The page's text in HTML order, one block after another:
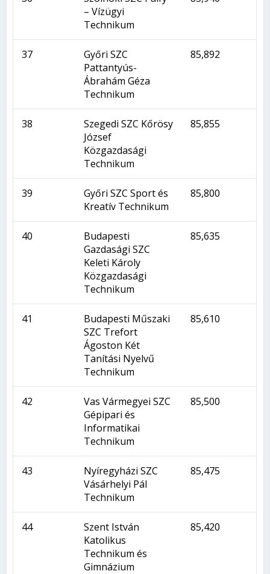
– Vízügyi
Technikum
37
Győri SZC
Pattantyús-
Ábrahám Géza
Technikum
85,892
38
Szegedi SZC Kőrösy
József
Közgazdasági
Technikum
85,855
39
Győri SZC Sport és
Kreatív Technikum
85,800
40
Budapesti
Gazdasági SZC
Keleti Károly
Közgazdasági
Technikum
85,635
41
Budapesti Műszaki
SZC Trefort
Ágoston Két
Tanítási Nyelvű
Technikum
85,610
42
Vas Vármegyei SZC
Gépipari és
Informatikai
Technikum
85,500
43
Nyíregyházi SZC
Vásárhelyi Pál
Technikum
85,475
44
Szent István
Katolikus
Technikum és
Gimnázium
85,420